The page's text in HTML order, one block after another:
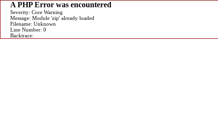
A PHP Error was encountered
Severity: Core Warning
Message: Module 'zip' already loaded
Filename: Unknown
Line Number: 0
Backtrace: